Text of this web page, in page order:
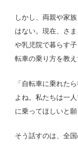
しかし、両親や家
はない。現在、さ
や乳児院で暮らす
転車の乗り方を教え
「自転車に乗れた
よね。私たちは一
に乗ってほしいと願
そう話すのは、全